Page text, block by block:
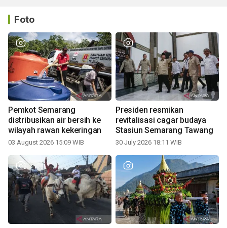
Foto
Pemkot Semarang
distribusikan air bersih ke
wilayah rawan kekeringan
03 August 2026 15:09 WIB
Presiden resmikan
revitalisasi cagar budaya
Stasiun Semarang Tawang
30 July 2026 18:11 WIB